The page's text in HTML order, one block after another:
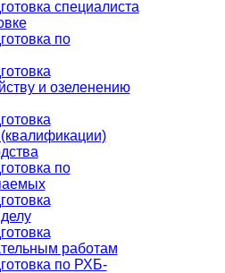
специалиста
по
и озеленению
по
работам
по РХБ-